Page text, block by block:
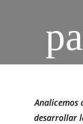
Analicemos
desarrollar